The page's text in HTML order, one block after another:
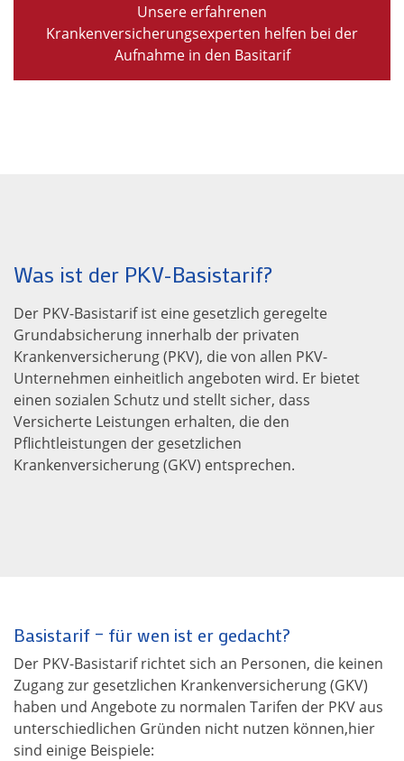
Unsere erfahrenen
Krankenversicherungsexperten helfen bei der
Aufnahme in den Basitarif
Was ist der PKV-Basistarif?
Der PKV-Basistarif ist eine gesetzlich geregelte
Grundabsicherung innerhalb der privaten
Krankenversicherung (PKV), die von allen PKV-
Unternehmen einheitlich angeboten wird. Er bietet
einen sozialen Schutz und stellt sicher, dass
Versicherte Leistungen erhalten, die den
Pflichtleistungen der gesetzlichen
Krankenversicherung (GKV) entsprechen.
Basistarif – für wen ist er gedacht?
Der PKV-Basistarif richtet sich an Personen, die keinen
Zugang zur gesetzlichen Krankenversicherung (GKV)
haben und Angebote zu normalen Tarifen der PKV aus
unterschiedlichen Gründen nicht nutzen können,hier
sind einige Beispiele: